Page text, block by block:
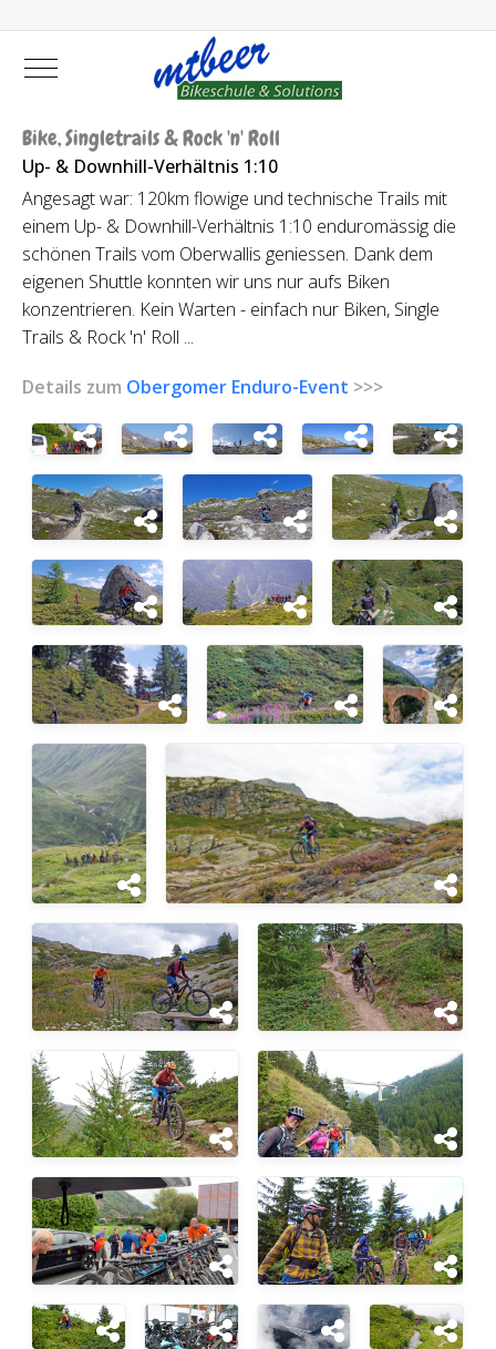
Mobile Menu Toggle
Bike, Singletrails & Rock 'n' Roll
Up- & Downhill-Verhältnis 1:10
Angesagt war: 120km flowige und technische Trails mit
einem Up- & Downhill-Verhältnis 1:10 enduromässig die
schönen Trails vom Oberwallis geniessen. Dank dem
eigenen Shuttle konnten wir uns nur aufs Biken
konzentrieren. Kein Warten - einfach nur Biken, Single
Trails & Rock 'n' Roll ...
Details zum Obergomer Enduro-Event >>>